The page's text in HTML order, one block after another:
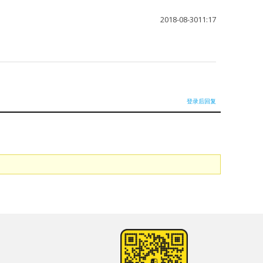
2018-08-3011:17
登录后回复